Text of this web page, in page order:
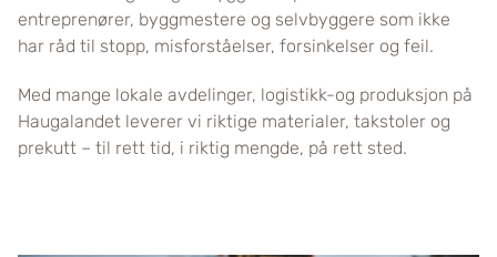
entreprenører, byggmestere og selvbyggere som ikke
har råd til stopp, misforståelser, forsinkelser og feil.
Med mange lokale avdelinger, logistikk-og produksjon på
Haugalandet leverer vi riktige materialer, takstoler og
prekutt – til rett tid, i riktig mengde, på rett sted.